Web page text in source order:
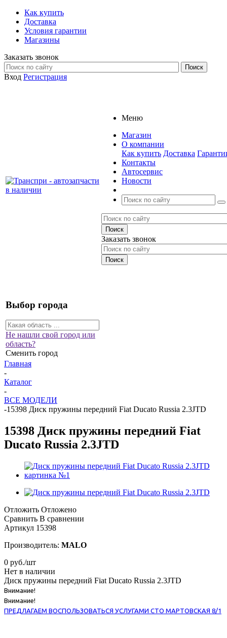
Как купить
Доставка
Условия гарантии
Магазины
Заказать звонок
Вход Регистрация
Меню
Магазин
О компании
Как купить Доставка
Контакты
Автосервис
Новости
Заказать звонок
Выбор города
Не нашли свой город или
область?
Сменить город
Главная
-
Каталог
-
ВСЕ МОДЕЛИ
-15398 Диск пружины передний Fiat Ducato Russia 2.3JTD
15398 Диск пружины передний Fiat
Ducato Russia 2.3JTD
Отложить Отложено
Сравнить В сравнении
Артикул 15398
Производитель: MALO
0 руб./шт
Нет в наличии
Диск пружины передний Fiat Ducato Russia 2.3JTD
Внимание!
Внимание!
ПРЕДЛАГАЕМ ВОСПОЛЬЗОВАТЬСЯ УСЛУГАМИ СТО МАРТОВСКАЯ 8/1